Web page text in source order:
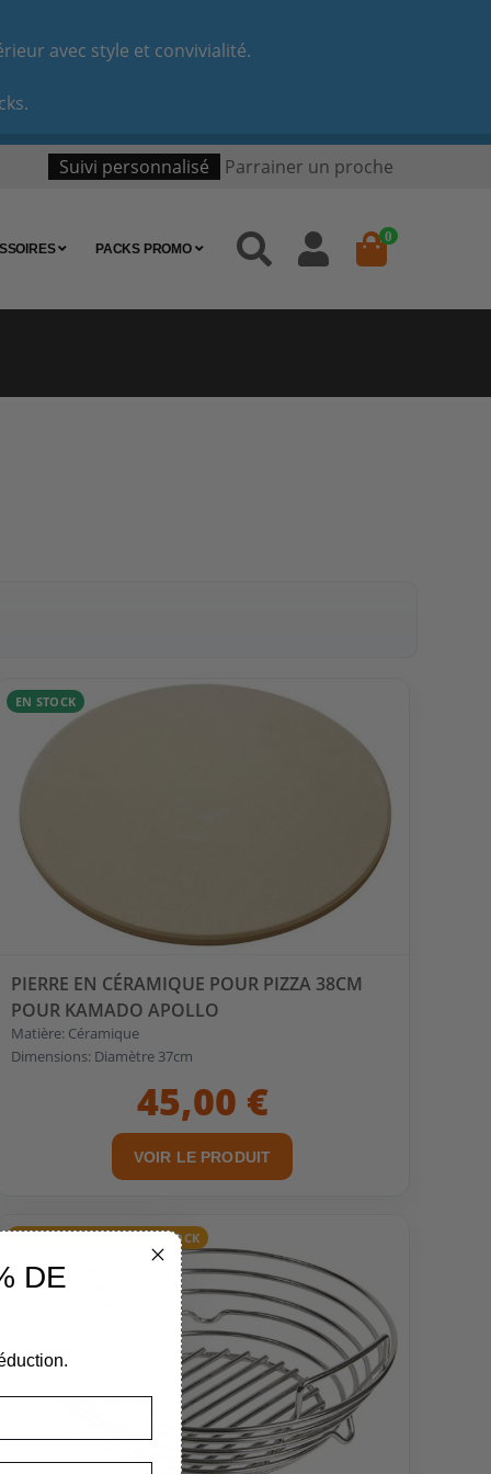
avec style et convivialité.
Suivi personnalisé Parrainer un proche
PACKS PROMO
0
EN STOCK
PIERRE EN CÉRAMIQUE POUR PIZZA 38CM
POUR KAMADO APOLLO
Matière: Céramique
Dimensions: Diamètre 37cm
45,00 €
VOIR LE PRODUIT
DERNIERS ARTICLES EN STOCK
DE